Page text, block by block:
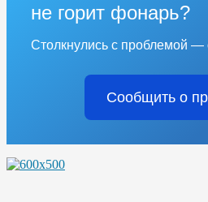
не горит фонарь?
Столкнулись с проблемой —
Сообщить о